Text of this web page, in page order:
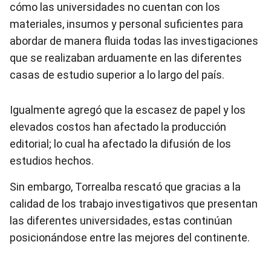
cómo las universidades no cuentan con los
materiales, insumos y personal suficientes para
abordar de manera fluida todas las investigaciones
que se realizaban arduamente en las diferentes
casas de estudio superior a lo largo del país.
Igualmente agregó que la escasez de papel y los
elevados costos han afectado la producción
editorial; lo cual ha afectado la difusión de los
estudios hechos.
Sin embargo, Torrealba rescató que gracias a la
calidad de los trabajo investigativos que presentan
las diferentes universidades, estas continúan
posicionándose entre las mejores del continente.